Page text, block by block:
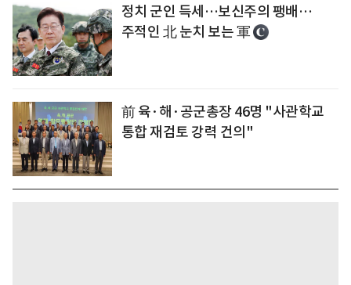
정치 군인 득세…보신주의 팽배…
주적인 北 눈치 보는 軍
前 육·해·공군총장 46명 "사관학교
통합 재검토 강력 건의"